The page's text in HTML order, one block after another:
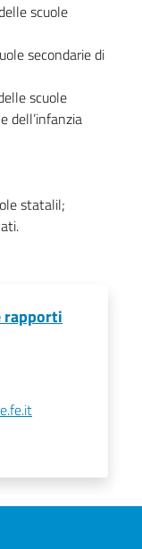
scuole
secondarie di
scuole
dell’infanzia
statalil;
rapporti